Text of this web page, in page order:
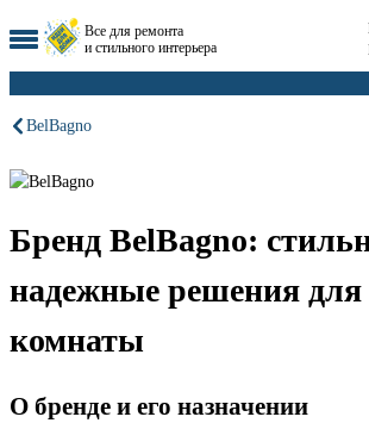
Все для ремонта
и стильного интерьера
BelBagno
Бренд BelBagno:
надежные решения для
комнаты
О бренде и его назначении